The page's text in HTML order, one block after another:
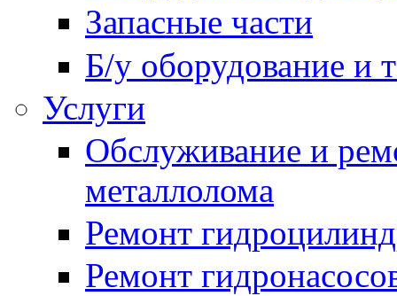
Запасные части
Б/у оборудование и
Услуги
Обслуживание и
металлолома
Ремонт
Ремонт